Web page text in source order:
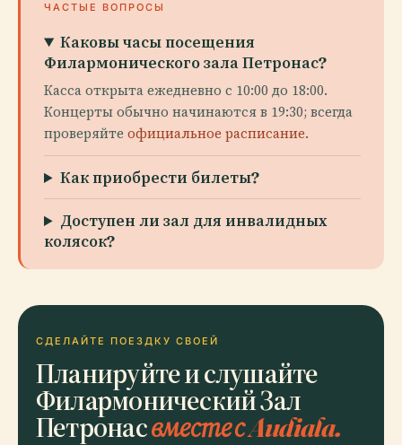
ЧАСТЫЕ ВОПРОСЫ
Каковы часы посещения
Филармонического зала Петронас?
Касса открыта ежедневно с 10:00 до 18:00.
Концерты обычно начинаются в 19:30; всегда
проверяйте официальное расписание.
Как приобрести билеты?
Доступен ли зал для инвалидных
колясок?
СДЕЛАЙТЕ ПОЕЗДКУ СВОЕЙ
Планируйте и слушайте
Филармонический Зал
Петронасвместе с Audiala.